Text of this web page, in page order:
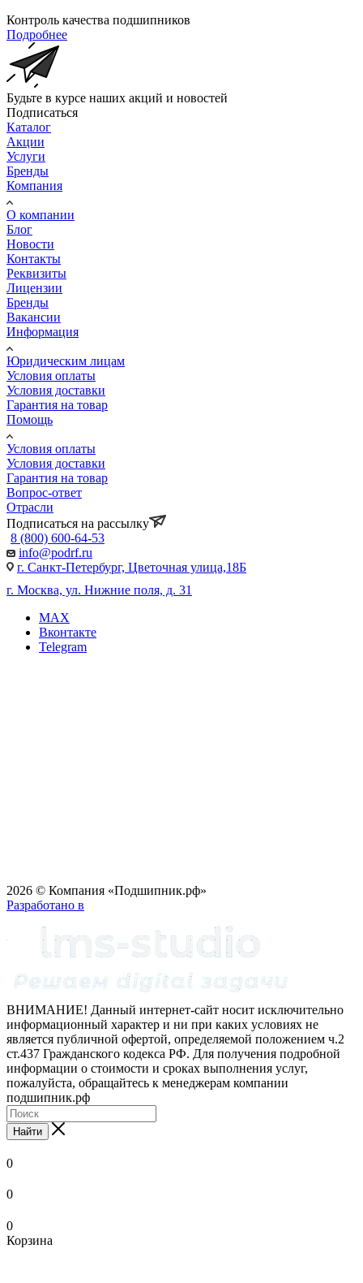
Контроль качества подшипников
Подробнее
Будьте в курсе наших акций и новостей
Подписаться
Каталог
Акции
Услуги
Бренды
Компания
О компании
Блог
Новости
Контакты
Реквизиты
Лицензии
Бренды
Вакансии
Информация
Юридическим лицам
Условия оплаты
Условия доставки
Гарантия на товар
Помощь
Условия оплаты
Условия доставки
Гарантия на товар
Вопрос-ответ
Отрасли
Подписаться на рассылку
8 (800) 600-64-53
info@podrf.ru
г. Санкт-Петербург, Цветочная улица,18Б
г. Москва, ул. Нижние поля, д. 31
MAX
Вконтакте
Telegram
2026 © Компания «Подшипник.рф»
Разработано в
ВНИМАНИЕ! Данный интернет-сайт носит исключительно
информационный характер и ни при каких условиях не
является публичной офертой, определяемой положением ч.2
ст.437 Гражданского кодекса РФ. Для получения подробной
информации о стоимости и сроках выполнения услуг,
пожалуйста, обращайтесь к менеджерам компании
подшипник.рф
Найти
0
0
0
Корзина